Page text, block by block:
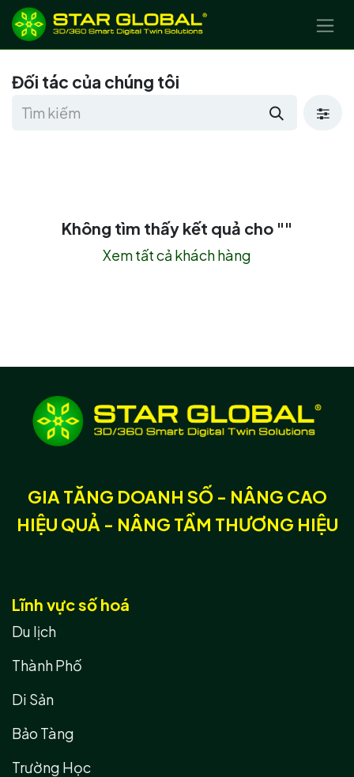
BỎ QUA ĐỂ ĐẾN NỘI DUNG
Đối tác của chúng tôi
Không tìm thấy kết quả cho ""
Xem tất cả khách hàng
GIA TĂNG DOANH SỐ - NÂNG CAO
HIỆU QUẢ - NÂNG TẦM THƯƠNG HIỆU
Lĩnh vực số hoá
Du lịch
Thành Phố
Di Sản
Bảo Tàng
Trường Học